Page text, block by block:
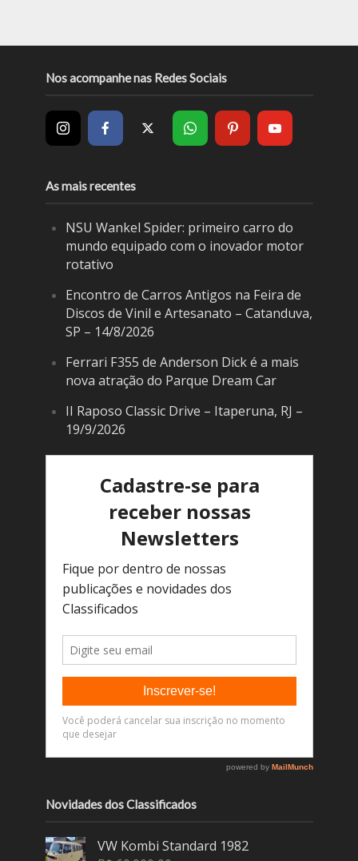
Nos acompanhe nas Redes Sociais
As mais recentes
NSU Wankel Spider: primeiro carro do
mundo equipado com o inovador motor
rotativo
Encontro de Carros Antigos na Feira de
Discos de Vinil e Artesanato – Catanduva,
SP – 14/8/2026
Ferrari F355 de Anderson Dick é a mais
nova atração do Parque Dream Car
II Raposo Classic Drive – Itaperuna, RJ –
19/9/2026
Novidades dos Classificados
VW Kombi Standard 1982